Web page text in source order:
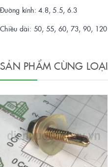
Đường kính: 4.8, 5.5, 6.3
Chiều dài: 50, 55, 60, 73, 90, 120
SẢN PHẨM CÙNG LOẠI